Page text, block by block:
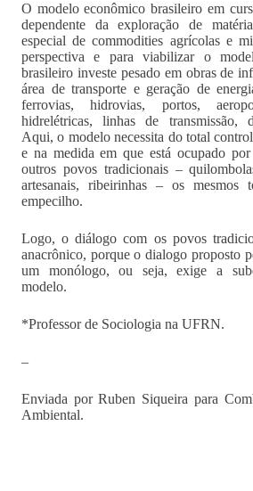
O modelo econômico brasileiro em
dependente da exploração de
especial de commodities agrícolas e
perspectiva e para viabilizar o
brasileiro investe pesado em obras de
área de transporte e geração de
ferrovias, hidrovias, portos,
hidrelétricas, linhas de transmissão,
Aqui, o modelo necessita do total
e na medida em que está ocupado
outros povos tradicionais –
artesanais, ribeirinhas – os mesmos
empecilho.
Logo, o diálogo com os povos
anacrônico, porque o dialogo proposto
um monólogo, ou seja, exige a
modelo.
*Professor de Sociologia na UFRN.
–
Enviada por Ruben Siqueira para
Ambiental.